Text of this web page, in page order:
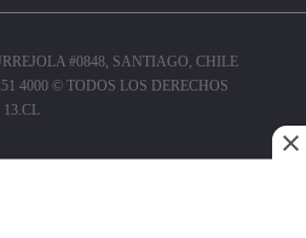
#0848, SANTIAGO, CHILE
4000 © TODOS LOS DERECHOS
13.CL